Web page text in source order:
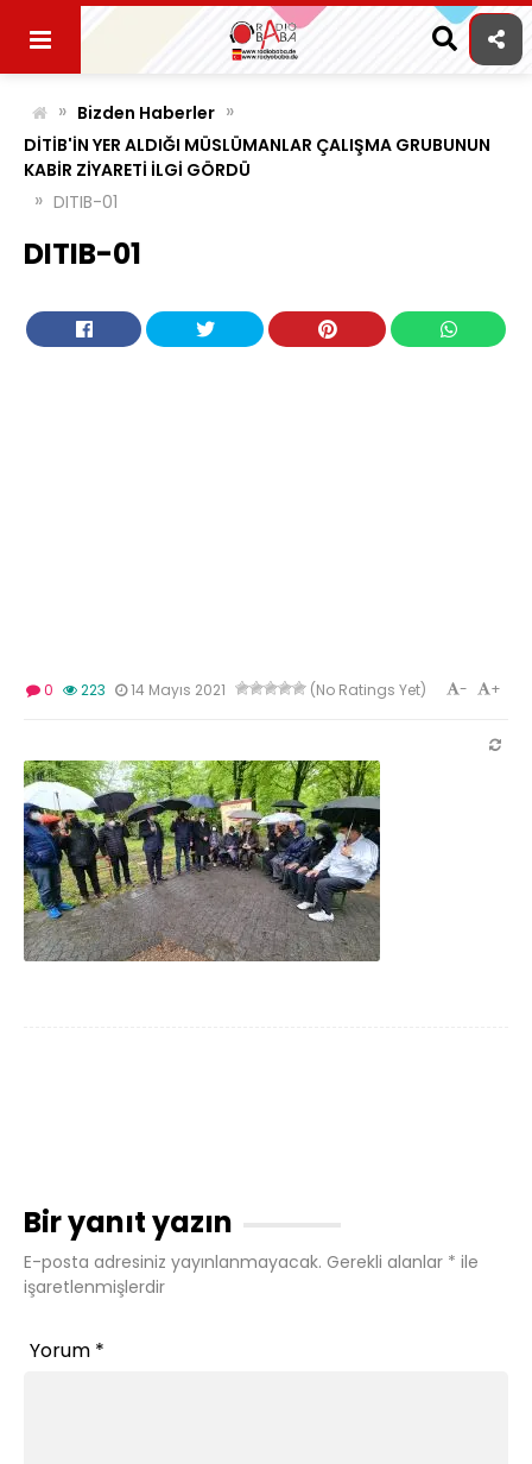
content
» Bizden Haberler »
DİTİB'İN YER ALDIĞI MÜSLÜMANLAR ÇALIŞMA GRUBUNUN
KABİR ZİYARETİ İLGİ GÖRDÜ
» DITIB-01
DITIB-01
0 223 14 Mayıs 2021 (No Ratings Yet) +
-
Bir yanıt yazın
E-posta adresiniz yayınlanmayacak. Gerekli alanlar * ile
işaretlenmişlerdir
Yorum *